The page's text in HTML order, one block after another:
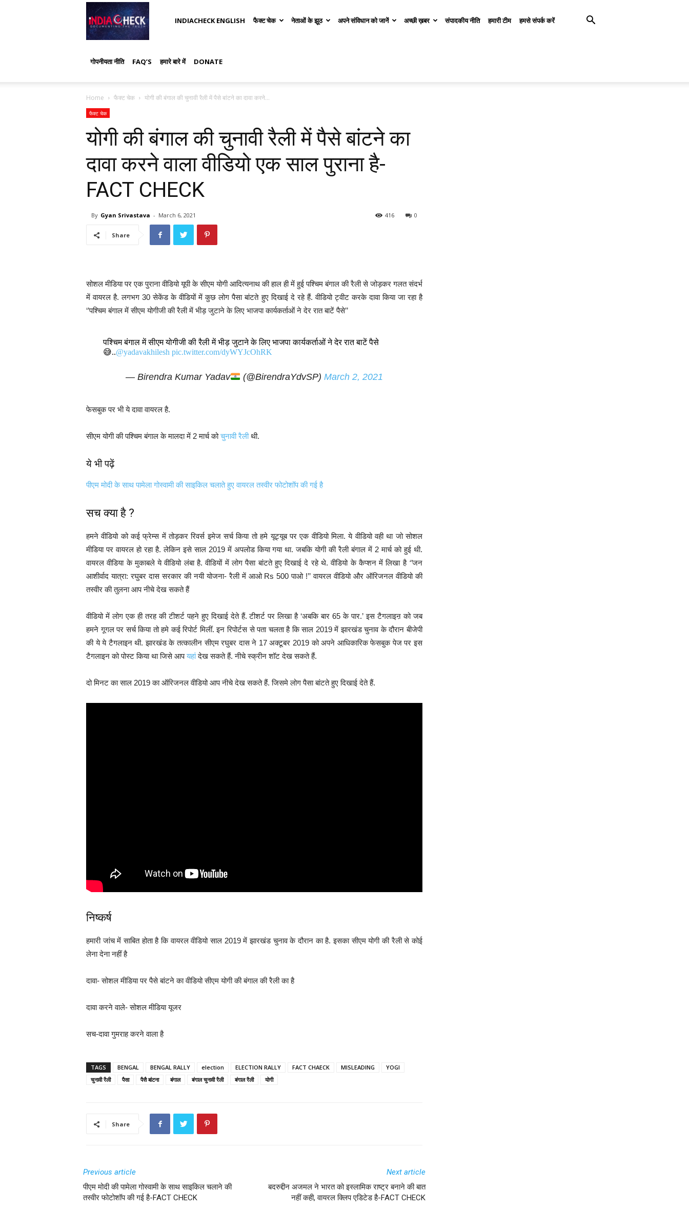
IndiaCheckINDIACHECK ENGLISH फैक्ट चेक नेताओं के झूठ अपने संविधान को जानें अच्छी ख़बर संपादकीय नीति हमारी टीम हमसे संपर्क करें
गोपनीयता नीति FAQ’S हमारे बारे में DONATE
Home फैक्ट चेक योगी की बंगाल की चुनावी रैली में पैसे बांटने का दावा करने...
फैक्ट चेक
योगी की बंगाल की चुनावी रैली में पैसे बांटने का
दावा करने वाला वीडियो एक साल पुराना है-
FACT CHECK
By Gyan Srivastava - March 6, 2021 0
416
Share
सोशल मीडिया पर एक पुराना वीडियो यूपी के सीएम योगी आदित्यनाथ की हाल ही में हुई पश्चिम बंगाल की रैली से जोड़कर गलत संदर्भ
में वायरल है. लगभग 30 सेकेंड के वीडियों में कुछ लोग पैसा बांटते हुए दिखाई दे रहे हैं. वीडियो ट्वीट करके दावा किया जा रहा है
‘’पश्चिम बंगाल में सीएम योगीजी की रैली में भीड़ जुटाने के लिए भाजपा कार्यकर्ताओं ने देर रात बाटें पैसे’’
पश्चिम बंगाल में सीएम योगीजी की रैली में भीड़ जुटाने के लिए भाजपा कार्यकर्ताओं ने देर रात बाटें पैसे
😅..@yadavakhilesh pic.twitter.com/dyWYJcOhRK
— Birendra Kumar Yadav (@BirendraYdvSP) March 2, 2021
फेसबुक पर भी ये दावा वायरल है.
सीएम योगी की पश्चिम बंगाल के मालदा में 2 मार्च कोचुनावी रैलीथी.
ये भी पढ़ें
पीएम मोदी के साथ पामेला गोस्वामी की साइकिल चलाते हुए वायरल तस्वीर फोटोशॉप की गई है
सच क्या है ?
हमने वीडियो को कई फ्रेम्स में तोड़कर रिवर्स इमेज सर्च किया तो हमे यूट्यूब पर एक वीडियो मिला. ये वीडियो वही था जो सोशल
मीडिया पर वायरल हो रहा है. लेकिन इसे साल 2019 में अपलोड किया गया था. जबकि योगी की रैली बंगाल में 2 मार्च को हुई थी.
वायरल वीडिया के मुकाबले ये वीडियो लंबा है. वीडियों में लोग पैसा बांटते हुए दिखाई दे रहे थे. वीडियो के कैप्शन में लिखा है ‘’जन
आशीर्वाद यात्रा: रघुबर दास सरकार की नयी योजना- रैली में आओ Rs 500 पाओ !’’ वायरल वीडियो और ऑरिजनल वीडियो की
तस्वीर की तुलना आप नीचे देख सकते हैं
वीडियो में लोग एक ही तरह की टीशर्ट पहने हुए दिखाई देते हैं. टीशर्ट पर लिखा है ‘अबकि बार 65 के पार.’ इस टैगलाइऩ को जब
हमने गूगल पर सर्च किया तो हमे कई रिपोर्ट मिलीं. इन रिपोर्टस से पता चलता है कि साल 2019 में झारखंड चुनाव के दौरान बीजेपी
की ये ये टैगलाइन थी. झारखंड के तत्कालीन सीएम रघुबर दास ने 17 अक्टूबर 2019 को अपने आधिकारिक फेसबुक पेज पर इस
टैगलाइन को पोस्ट किया था जिसे आपयहांदेख सकते हैं. नीचे स्क्रीन शॉट देख सकते हैं.
दो मिनट का साल 2019 का ऑरिजनल वीडियो आप नीचे देख सकते हैं. जिसमे लोग पैसा बांटते हुए दिखाई देते हैं.
निष्कर्ष
हमारी जांच में साबित होता है कि वायरल वीडियो साल 2019 में झारखंड चुनाव के दौरान का है. इसका सीएम योगी की रैली से कोई
लेना देना नहीं है
दावा- सोशल मीडिया पर पैसे बांटने का वीडियो सीएम योगी की बंगाल की रैली का है
दावा करने वाले- सोशल मीडिया यूजर
सच-दावा गुमराह करने वाला है
TAGS BENGAL BENGAL RALLY election ELECTION RALLY FACT CHAECK MISLEADING
YOGI
चुनावी रैली
पैसा पैसै बांटना बंगाल बंगाल चुनावी रैली बंगाल रैली योगी
Share
Previous article
पीएम मोदी की पामेला गोस्वामी के साथ साइकिल चलाने की
तस्वीर फोटोशॉप की गई है-FACT CHECK
Next article
बदरुद्दीन अजमल ने भारत को इस्लामिक राष्ट्र बनाने की बात
नहीं कही, वायरल क्लिप एडिटेड है-FACT CHECK